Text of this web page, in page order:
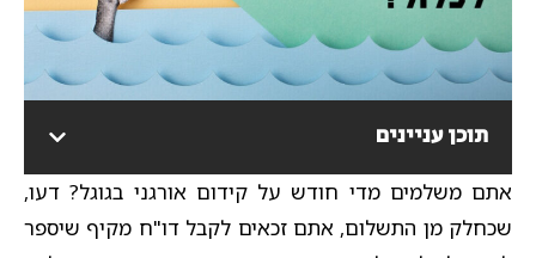
תוכן עניינים
אתם משלמים מדי חודש על קידום אורגני בגוגל? דעו,
שכחלק מן התשלום, אתם זכאים לקבל דו"ח מקיף שיספר